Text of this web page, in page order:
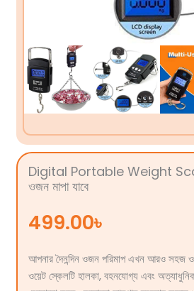
Digital Portable Weight
ওজন মাপা যাবে
499.00৳
আপনার দৈনন্দিন ওজন পরিমাপ এখন আরও সহজ ও
ওয়েট স্কেলটি হালকা, বহনযোগ্য এবং